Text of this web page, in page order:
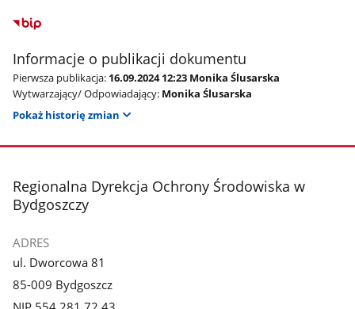
Informacje o publikacji dokumentu
Pierwsza publikacja: 16.09.2024 12:23 Monika Ślusarska
Wytwarzający/ Odpowiadający: Monika Ślusarska
Pokaż historię zmian
stopka
Regionalna Dyrekcja Ochrony Środowiska w
Bydgoszczy
ADRES
ul. Dworcowa 81
85-009 Bydgoszcz